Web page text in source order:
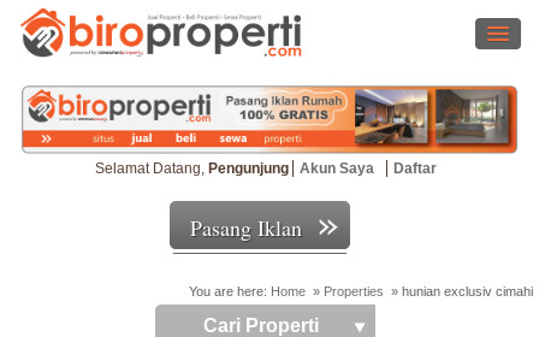
Selamat Datang, Pengunjung Akun Saya Daftar
Pasang Iklan
You are here: Home » Properties » hunian exclusiv cimahi
Cari Properti